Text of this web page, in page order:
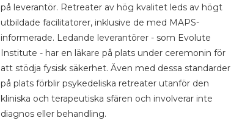
på leverantör. Retreater av hög kvalitet leds av högt
utbildade facilitatorer, inklusive de med MAPS-
informerade. Ledande leverantörer - som Evolute
Institute - har en läkare på plats under ceremonin för
att stödja fysisk säkerhet. Även med dessa standarder
på plats förblir psykedeliska retreater utanför den
kliniska och terapeutiska sfären och involverar inte
diagnos eller behandling.